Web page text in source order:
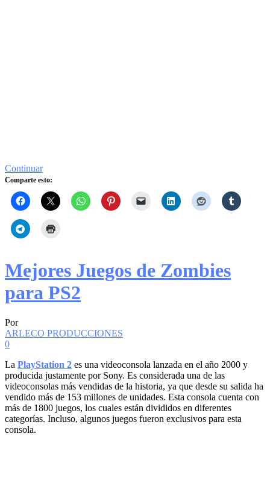
Continuar
Comparte esto:
Mejores Juegos de Zombies
para PS2
Por
ARLECO PRODUCCIONES
0
La PlayStation 2 es una videoconsola lanzada en el año 2000 y
producida justamente por Sony. Es considerada una de las
videoconsolas más vendidas de la historia, ya que desde su salida ha
vendido más de 153 millones de unidades. Esta consola cuenta con
más de 1800 juegos, los cuales están divididos en diferentes
categorías. Incluso, algunos juegos fueron exclusivos para esta
consola.